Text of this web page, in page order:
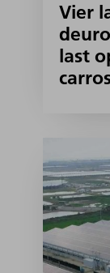
Vier
last